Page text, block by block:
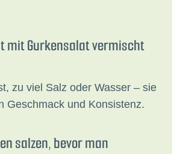
mit Gurkensalat vermischt
zu viel Salz oder Wasser – sie
Geschmack und Konsistenz.
salzen, bevor man